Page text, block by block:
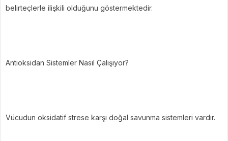
belirteçlerle ilişkili olduğunu göstermektedir.
Antioksidan Sistemler Nasıl Çalışıyor?
Vücudun oksidatif strese karşı doğal savunma sistemleri vardır.